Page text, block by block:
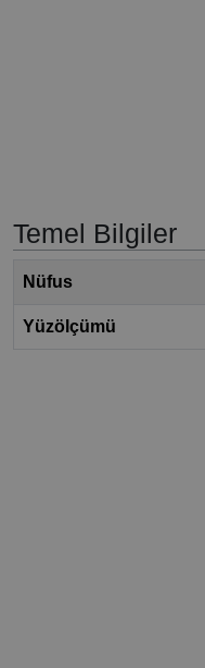
Temel Bilgiler
Nüfus
Yüzölçümü